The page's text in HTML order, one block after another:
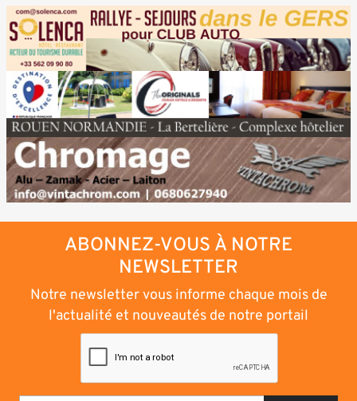
ABONNEZ-VOUS À NOTRE
NEWSLETTER
Notre newsletter vous informe chaque mois de
l'actualité et nouveautés de notre portail